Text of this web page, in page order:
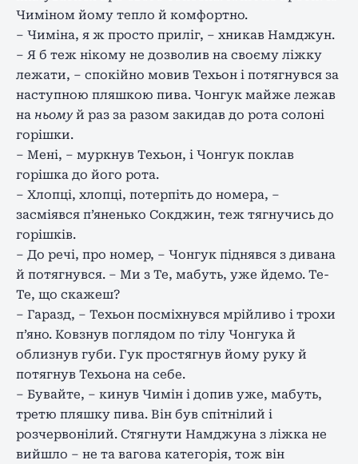
Чиміном йому тепло й комфортно.
– Чиміна, я ж просто приліг, – хникав Намджун.
– Я б теж нікому не дозволив на своєму ліжку
лежати, – спокійно мовив Техьон і потягнувся за
наступною пляшкою пива. Чонгук майже лежав
на ньому й раз за разом закидав до рота солоні
горішки.
– Мені, – муркнув Техьон, і Чонгук поклав
горішка до його рота.
– Хлопці, хлопці, потерпіть до номера, –
засміявся п’яненько Сокджин, теж тягнучись до
горішків.
– До речі, про номер, – Чонгук піднявся з дивана
й потягнувся. – Ми з Те, мабуть, уже йдемо. Те-
Те, що скажеш?
– Гаразд, – Техьон посміхнувся мрійливо і трохи
п’яно. Ковзнув поглядом по тілу Чонгука й
облизнув губи. Гук простягнув йому руку й
потягнув Техьона на себе.
– Бувайте, – кинув Чимін і допив уже, мабуть,
третю пляшку пива. Він був спітнілий і
розчервонілий. Стягнути Намджуна з ліжка не
вийшло – не та вагова категорія, тож він